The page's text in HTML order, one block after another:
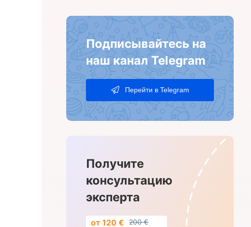
Подписывайтесь на
наш канал Telegram
Перейти в Telegram
Получите
консультацию
эксперта
от 120 € 200 €